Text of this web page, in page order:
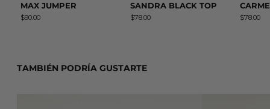
MAX JUMPER
$90.00
SANDRA BLACK TOP
$78.00 $78.00
TAMBIÉN PODRÍA GUSTARTE